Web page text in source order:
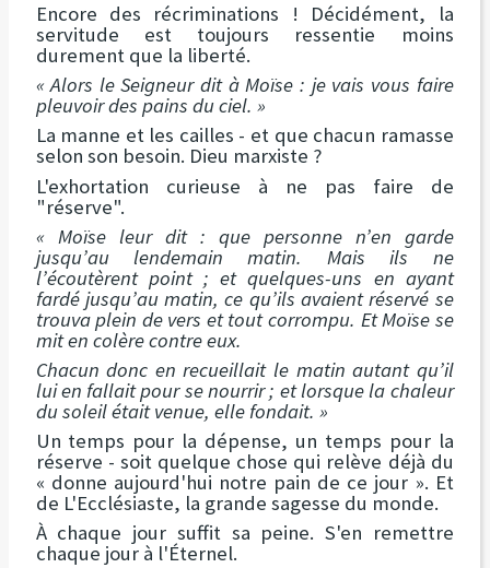
Encore des récriminations ! Décidément, la
servitude est toujours ressentie moins
durement que la liberté.
« Alors le Seigneur dit à Moïse : je vais vous faire
pleuvoir des pains du ciel. »
La manne et les cailles - et que chacun ramasse
selon son besoin. Dieu marxiste ?
L'exhortation curieuse à ne pas faire de
"réserve".
« Moïse leur dit : que personne n’en garde
jusqu’au lendemain matin. Mais ils ne
l’écoutèrent point ; et quelques-uns en ayant
fardé jusqu’au matin, ce qu’ils avaient réservé se
trouva plein de vers et tout corrompu. Et Moïse se
mit en colère contre eux.
Chacun donc en recueillait le matin autant qu’il
lui en fallait pour se nourrir ; et lorsque la chaleur
du soleil était venue, elle fondait. »
Un temps pour la dépense, un temps pour la
réserve - soit quelque chose qui relève déjà du
« donne aujourd'hui notre pain de ce jour ». Et
de L'Ecclésiaste, la grande sagesse du monde.
À chaque jour suffit sa peine. S'en remettre
chaque jour à l'Éternel.